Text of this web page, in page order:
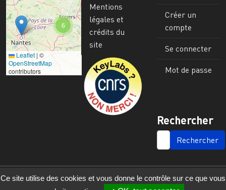
6
Leaflet | ©
OpenStreetMap
contributors
Mentions
légales et
crédits du
site
Image
Créer un
compte
Se connecter
Mot de passe
Rechercher
SEARCH
Ce site utilise des cookies et vous donne le contrôle sur ce que vous